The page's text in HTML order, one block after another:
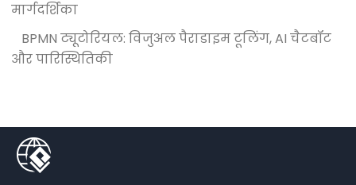
मार्गदर्शिका
BPMN ट्यूटोरियल: विजुअल पैराडाइम टूलिंग, AI चैटबॉट
और पारिस्थितिकी